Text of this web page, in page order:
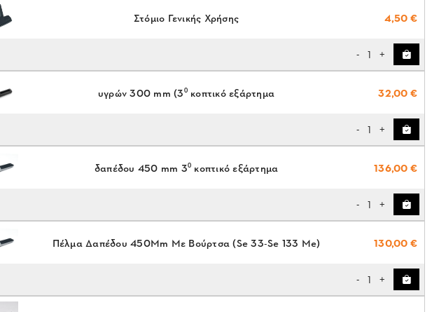
Στόμιο Γενικής Χρήσης 4,50 €
- 1 +
υγρών 300 mm (3⁰ κοπτικό εξάρτημα 32,00 €
- 1 +
δαπέδου 450 mm 3⁰ κοπτικό εξάρτημα 136,00 €
- 1 +
Πέλμα Δαπέδου 450Mm Με Βούρτσα (Se 33-Se 133 Me) 130,00 €
- 1 +